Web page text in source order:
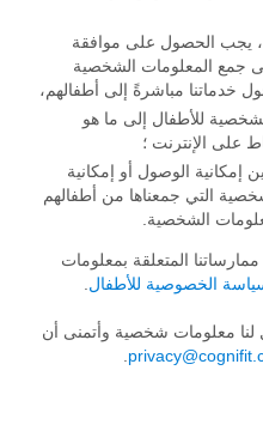
، يجب الحصول على موافقة
على جمع المعلومات الشخصية
خدماتنا مباشرةً إلى أطفالهم،
للأطفال إلى ما هو
على الإنترنت ؛
إمكانية الوصول أو إمكانية
التي جمعناها من أطفالهم
الشخصية.
المتعلقة بمعلومات
الخصوصية للأطفال
لنا معلومات شخصية وأتمنى أن